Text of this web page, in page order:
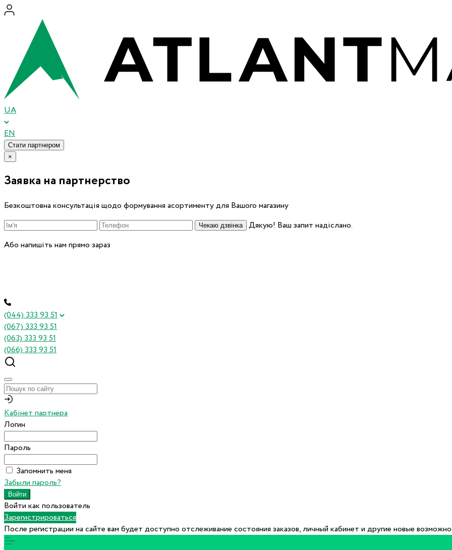
UA
EN
Стати партнером
×
Заявка на партнерство
Безкоштовна консультація щодо формування асортименту для Вашого магазину
Чекаю дзвінка
Дякую! Ваш запит надіслано.
Або напишіть нам прямо зараз
(044) 333 93 51
(067) 333 93 51
(063) 333 93 51
(066) 333 93 51
Кабінет партнера
Логин
Пароль
Запомнить меня
Забыли пароль?
Войти как пользователь
Зарегистрироваться
После регистрации на сайте вам будет доступно отслеживание состояния заказов, личный кабинет и другие новые